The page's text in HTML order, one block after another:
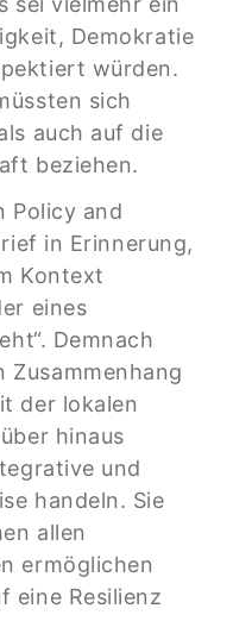
Demokratie
würden.
sich
auch auf die
beziehen.
Policy and
in Erinnerung,
Kontext
eines
Demnach
Zusammenhang
der lokalen
hinaus
und
handeln. Sie
allen
ermöglichen
eine Resilienz